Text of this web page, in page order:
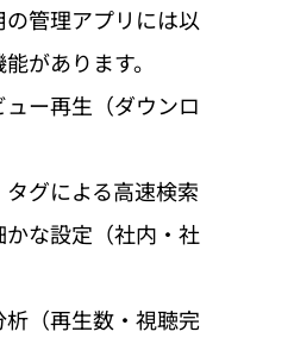
管理アプリには以
があります。
ー再生（ダウンロ
タグによる高速検索
な設定（社内・社
（再生数・視聴完